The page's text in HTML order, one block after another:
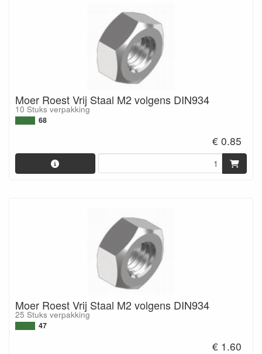
Moer Roest Vrij Staal M2 volgens DIN934
10 Stuks verpakking
68
€ 0.85
Moer Roest Vrij Staal M2 volgens DIN934
25 Stuks verpakking
47
€ 1.60